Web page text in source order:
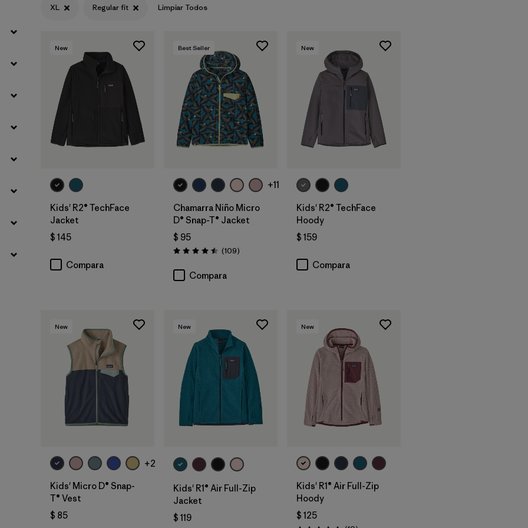
Filtrar por
Materials & Fabric
Filtrar por
Kids
XL Regular fit Limpiar Todos
New
Kids' R2® TechFace
Jacket
$ 145
Compara
Best Seller
+11
Chamarra Niño Micro
D® Snap-T® Jacket
$ 95
Valoración: 4.5 / 5
(109Comentarios
)
Compara
New
Kids' R2® TechFace
Hoody
$ 159
Compara
New
+2
Kids' Micro D® Snap-
T® Vest
$ 85
New
Kids' R1® Air Full-Zip
Jacket
$ 119
New
Kids' R1® Air Full-Zip
Hoody
$ 125